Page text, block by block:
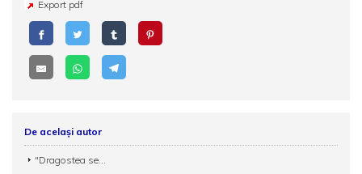
Export pdf
De același autor
"Dragostea se...